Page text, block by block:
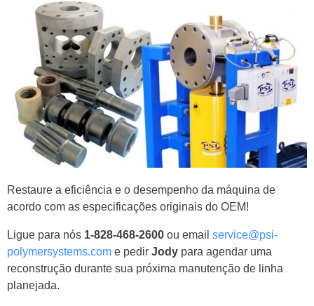
Restaure a eficiência e o desempenho da máquina de
acordo com as especificações originais do OEM!
Ligue para nós 1-828-468-2600 ou email service@psi-
polymersystems.com e pedir Jody para agendar uma
reconstrução durante sua próxima manutenção de linha
planejada.